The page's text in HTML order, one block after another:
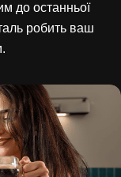
до останньої
робить ваш